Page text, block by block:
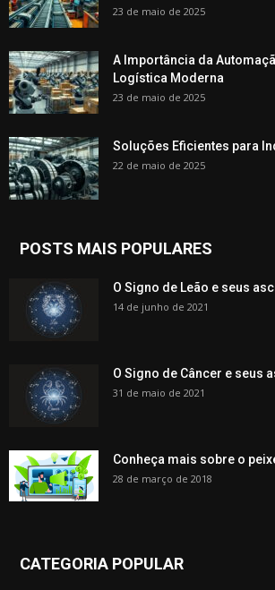
23 de maio de 2025
A Importância da
Logística Moderna
23 de maio de 2025
Soluções Eficientes para
22 de maio de 2025
POSTS MAIS POPULARES
O Signo de Leão e seus
14 de junho de 2021
O Signo de Câncer e seus
31 de maio de 2021
Conheça mais sobre o
28 de março de 2018
CATEGORIA POPULAR